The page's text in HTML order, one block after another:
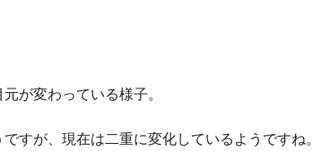
が変わっている様子。
すが、現在は二重に変化しているようですね。